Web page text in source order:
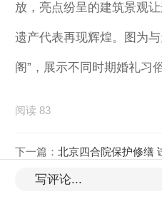
放，亮点纷呈的建筑景观
遗产代表再现辉煌。图为
阁”，展示不同时期婚礼习
阅读 83
下一篇： 北京四合院保护修缮
上一篇：人大代表:老旧古城需要的是
写评论...